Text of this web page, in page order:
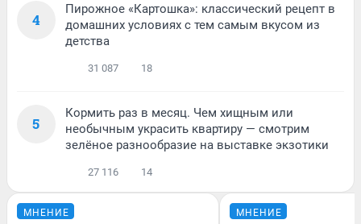
4
Пирожное «Картошка»: классический рецепт в
домашних условиях с тем самым вкусом из
детства
31 087 18
5
Кормить раз в месяц. Чем хищным или
необычным украсить квартиру — смотрим
зелёное разнообразие на выставке экзотики
27 116 14
МНЕНИЕ МНЕНИЕ